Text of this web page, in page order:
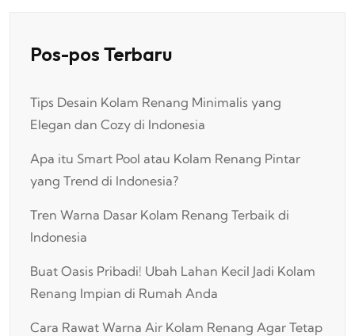
Pos-pos Terbaru
Tips Desain Kolam Renang Minimalis yang
Elegan dan Cozy di Indonesia
Apa itu Smart Pool atau Kolam Renang Pintar
yang Trend di Indonesia?
Tren Warna Dasar Kolam Renang Terbaik di
Indonesia
Buat Oasis Pribadi! Ubah Lahan Kecil Jadi Kolam
Renang Impian di Rumah Anda
Cara Rawat Warna Air Kolam Renang Agar Tetap